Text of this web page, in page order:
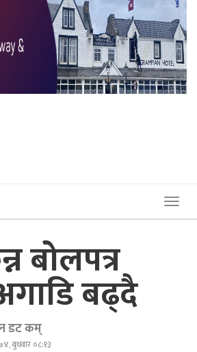
बोलपत्र
बढ्दै
डट कम्
बुधबार ०८:१३